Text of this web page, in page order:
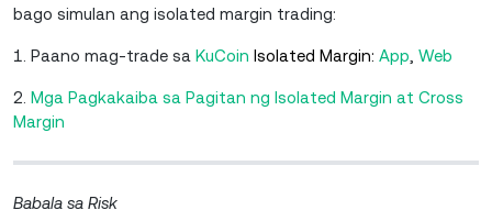
bago simulan ang isolated margin trading:
1. Paano mag-trade sa KuCoin Isolated Margin: App Web
2. Mga Pagkakaiba sa Pagitan ng Isolated Margin at Cross
Margin
Babala sa Risk